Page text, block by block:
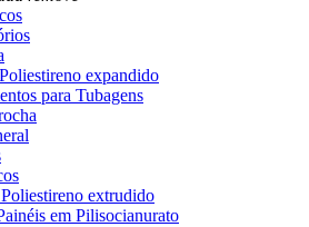
expandido
para Tubagens
extrudido
em Pilisocianurato